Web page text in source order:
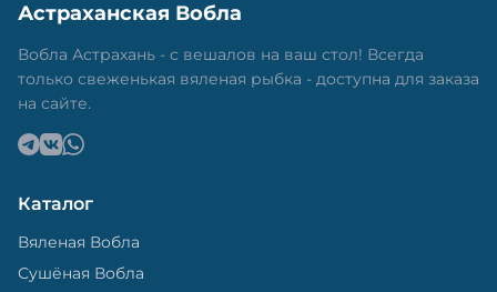
Астраханская Вобла
Вобла Астрахань - с вешалов на ваш стол! Всегда
только свеженькая вяленая рыбка - доступна для заказа
на сайте.
Каталог
Вяленая Вобла
Сушёная Вобла